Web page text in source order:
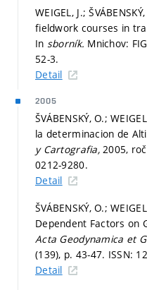
WEIGEL, J.;
fieldwork courses in
In sborník. Mnichov:
52-3.
Detail
2005
ŠVÁBENSKÝ, O.;
la determinacion de
y Cartografia,2005,
0212-9280.
Detail
ŠVÁBENSKÝ, O.;
Dependent Factors on
Acta Geodynamica et
(139), p. 43-47. ISSN:
Detail